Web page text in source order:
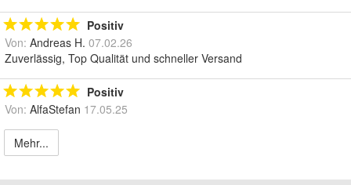
Positiv
Von: Andreas H. 07.02.26
Zuverlässig, Top Qualität und schneller Versand
Positiv
Von: AlfaStefan 17.05.25
Mehr...